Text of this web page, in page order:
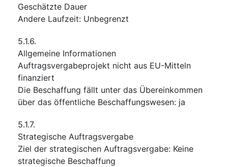
Geschätzte Dauer
Andere Laufzeit: Unbegrenzt
5.1.6.
Allgemeine Informationen
Auftragsvergabeprojekt nicht aus EU-Mitteln
finanziert
Die Beschaffung fällt unter das Übereinkommen
über das öffentliche Beschaffungswesen: ja
5.1.7.
Strategische Auftragsvergabe
Ziel der strategischen Auftragsvergabe: Keine
strategische Beschaffung